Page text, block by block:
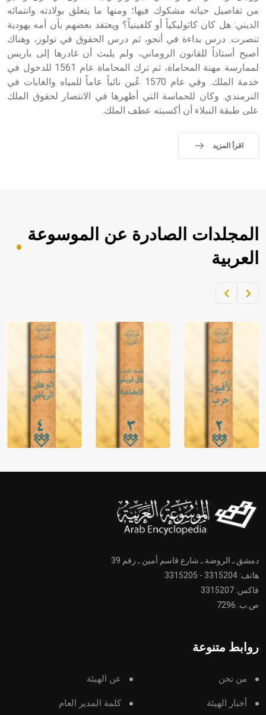
- هل تعلم أن أبجر Abgar اسم معروف جيداً يعود إلى عدد من
الملوك الذين حكموا مدينة إديسا (الرها) من أبجر الأول وحتى
التاسع، وهم ينتسبون إلى أسرة أوسروين
- هل تعلم أن الأبجدية الكنعانية تتألف من /22/ علامة كتابية
sign تكتب منفصلة غير متصلة، وتعتمد المبدأ الأكوروفوني،
من تفاصيل حياته مشكوك فيها؛ ومنها ما يتعلق بولادته وانتمائه
الديني: هل كان كاثوليكياً أو كلفينياً؟ ويعتقد بعضهم بأن أمه يهودية
تنصرت. درس بداءة في أنجو، ثم درس الحقوق في تولوز، وهناك
أصبح أستاذاً للقانون الروماني، ولم يلبث أن غادرها إلى باريس
لممارسة مهنة المحاماة، ثم ترك المحاماة عام 1561 للدخول في
خدمة الملك. وفي عام 1570 عُين نائباً عاماً للمياه والغابات في
النرمندي. وكان للحماسة التي أظهرها في الانتصار لحقوق الملك
على طبقة النبلاء أن أكسبته عطف الملك.
اقرأ المزيد
المجلدات الصادرة عن الموسوعة
العربية
دمشق ـ الروضة ـ شارع قاسم أمين ـ رقم 39
هاتف: 3315204 - 3315205
فاكس: 3315207
ص.ب: 7296
روابط متنوعة
من نحن عن الهيئة
أخبار الهيئة كلمة المدير العام